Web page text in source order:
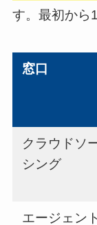
す。最初から
窓口
クラウドソ
シング
エージェント